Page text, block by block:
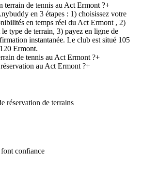
terrain de tennis au Act Ermont ?+
en 3 étapes : 1) choisissez votre
en temps réel du Act Ermont , 2)
type de terrain, 3) payez en ligne de
instantanée. Le club est situé 105
Ermont.
de tennis au Act Ermont ?+
au Act Ermont ?+
réservation de terrains
confiance